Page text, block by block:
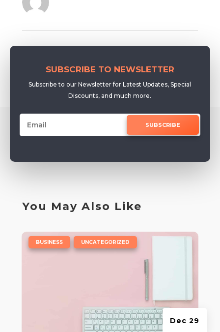
SUBSCRIBE TO NEWSLETTER
Subscribe to our Newsletter for Latest Updates, Special
Discounts, and much more.
SUBSCRIBE
You May Also Like
Dec 29
BUSINESS UNCATEGORIZED